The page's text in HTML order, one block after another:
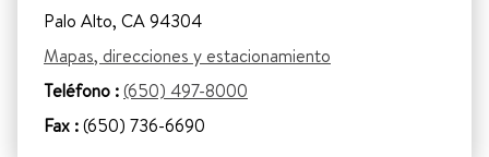
Palo Alto, CA 94304
Mapas, direcciones y estacionamiento
Teléfono :(650) 497-8000
Fax :(650) 736-6690